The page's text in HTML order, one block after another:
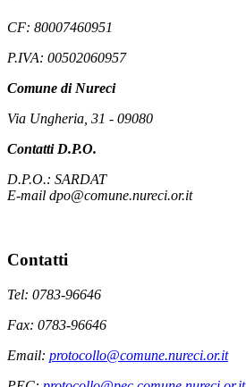
CF: 80007460951
P.IVA: 00502060957
Comune di Nureci
Via Ungheria, 31 - 09080
Contatti D.P.O.
D.P.O.: SARDAT
E-mail dpo@comune.nureci.or.it
Contatti
Tel: 0783-96646
Fax: 0783-96646
Email: protocollo@comune.nureci.or.it